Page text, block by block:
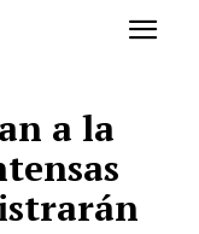
a la